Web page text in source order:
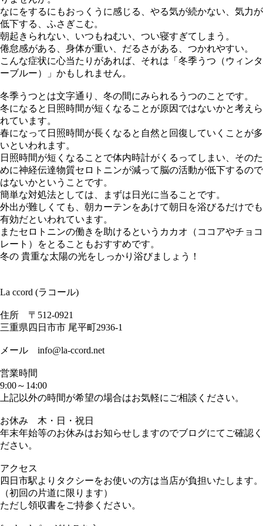
なにをするにもおっくうに感じる、やる気が続かない、気力が
低下する、ふさぎこむ。
朝起きられない、いつもねむい、つい寝すぎてしまう。
倦怠感がある、身体が重い、だるさがある、つかれやすい。
こんな症状に心当たりがあれば、それは「冬季うつ（ウィンタ
ーブルー）」かもしれません。
冬季うつとは文字通り、冬の間にみられるうつのことです。
冬になると日照時間が短くなることが原因ではないかと考えら
れています。
春になって日照時間が長くなると自然と回復していくことが多
いといわれます。
日照時間が短くなることで体内時計がくるってしまい、そのた
めに神経伝達物質セロトニンが減って脳の活動が低下するので
はないかということです。
簡単な対処法としては、まずは日光に当ることです。
外出が難しくても、朝カーテンをあけて朝日を浴びるだけでも
有効だといわれています。
またセロトニンの働きを助けるというカカオ（ココアやチョコ
レート）をとることもおすすめです。
冬の 貴重な太陽の光をしっかり浴びましょう！
La ccord (ラコール)
住所 〒512-0921
三重県四日市市 尾平町2936-1
メール info@la-ccord.net
営業時間
9:00～14:00
上記以外の時間が希望の場合はお気軽にご相談ください。
お休み 木・日・祝日
年末年始等のお休みはお知らせしますのでブログにてご確認く
ださい。
アクセス
四日市駅よりタクシーをお使いの方は当店が負担いたします。
（初回の片道に限ります）
ただし領収書をご持参ください。